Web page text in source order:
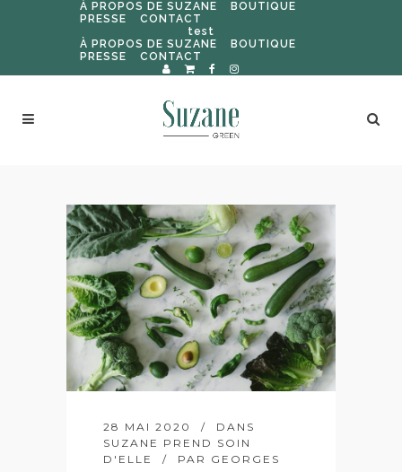
À PROPOS DE SUZANE
BOUTIQUE
PRESSE
CONTACT
test
À PROPOS DE SUZANE
BOUTIQUE
PRESSE
CONTACT
28 MAI 2020
DANS
SUZANE PREND SOIN
D'ELLE
PAR GEORGES